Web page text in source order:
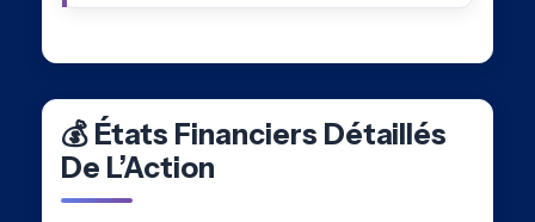
💰 États Financiers Détaillés
De L’Action